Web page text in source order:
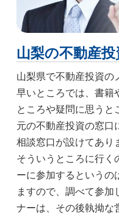
山梨の不動産
山梨県で不動産投資の
早いところでは、書籍
ところや疑問に思うと
元の不動産投資の窓口
相談窓口が設けてあり
そういうところに行く
ーに参加するというの
ますので、調べて参
ナーは、その後執拗な